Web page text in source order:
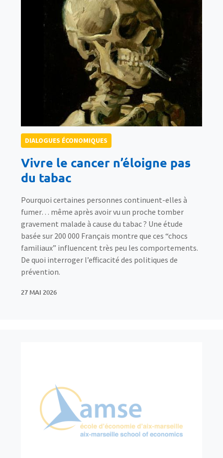
DIALOGUES ÉCONOMIQUES
Vivre le cancer n’éloigne pas
du tabac
Pourquoi certaines personnes continuent-elles à
fumer… même après avoir vu un proche tomber
gravement malade à cause du tabac ? Une étude
basée sur 200 000 Français montre que ces “chocs
familiaux” influencent très peu les comportements.
De quoi interroger l’efficacité des politiques de
prévention.
27 MAI 2026